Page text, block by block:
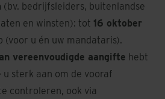
(bv. bedrijfsleiders, buitenlandse
en winsten): tot 16 oktober
(voor u én uw mandataris).
vereenvoudigde aangifte hebt
u sterk aan om de vooraf
controleren, ook via